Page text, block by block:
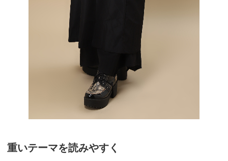
重いテーマを読みやすく